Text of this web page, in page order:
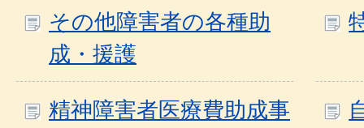
その他障害者の各種助
成・援護
精神障害者医療費助成事